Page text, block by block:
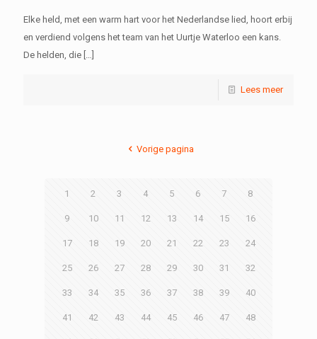
Elke held, met een warm hart voor het Nederlandse lied, hoort erbij
en verdiend volgens het team van het Uurtje Waterloo een kans.
De helden, die
Lees meer
Vorige pagina
1 2 3 4 5 6 7 8
9 10 11 12 13 14 15 16
17 18 19 20 21 22 23 24
25 26 27 28 29 30 31 32
33 34 35 36 37 38 39 40
41 42 43 44 45 46 47 48